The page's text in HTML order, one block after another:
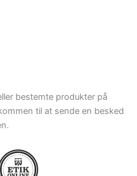
bestemte produkter på
til at sende en besked